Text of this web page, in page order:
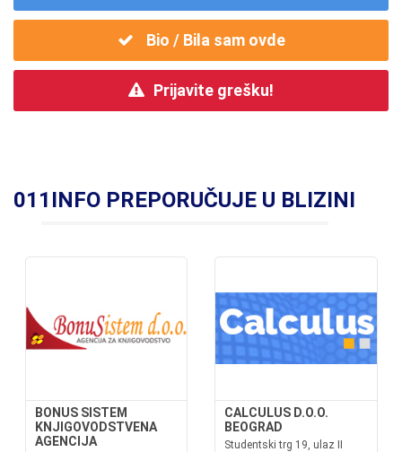
Bio / Bila sam ovde
Prijavite grešku!
011INFO PREPORUČUJE U BLIZINI
BONUS SISTEM
KNJIGOVODSTVENA
AGENCIJA
CALCULUS D.O.O.
BEOGRAD
Studentski trg 19, ulaz II